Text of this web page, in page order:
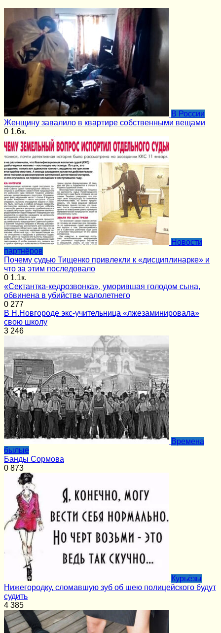
В России
Женщину завалило в квартире собственными вещами
0 1.6к.
Новости
партнёров
Почему судью Тищенко привлекли к «дисциплинарке» и
что за этим последовало
0 1.1к.
«Сектантка-кедрозвонка», уморившая голодом сына,
обвинена в убийстве малолетнего
0 277
В Н.Новгороде экс-учительница «лжезаминировала»
свою школу
3 246
Времена
былые
Банды Сормова
0 873
Курьёзы
Нижегородку, сломавшую зуб об шею полицейского будут
судить
4 385